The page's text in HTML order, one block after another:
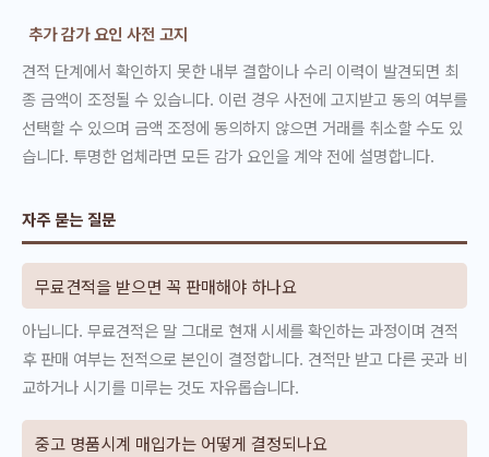
추가 감가 요인 사전 고지
견적 단계에서 확인하지 못한 내부 결함이나 수리 이력이 발견되면 최
종 금액이 조정될 수 있습니다. 이런 경우 사전에 고지받고 동의 여부를
선택할 수 있으며 금액 조정에 동의하지 않으면 거래를 취소할 수도 있
습니다. 투명한 업체라면 모든 감가 요인을 계약 전에 설명합니다.
자주 묻는 질문
무료견적을 받으면 꼭 판매해야 하나요
아닙니다. 무료견적은 말 그대로 현재 시세를 확인하는 과정이며 견적
후 판매 여부는 전적으로 본인이 결정합니다. 견적만 받고 다른 곳과 비
교하거나 시기를 미루는 것도 자유롭습니다.
중고 명품시계 매입가는 어떻게 결정되나요